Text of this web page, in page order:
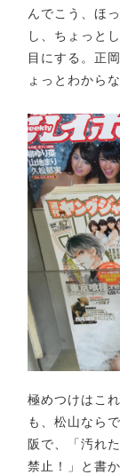
んでこう、ほ
し、ちょっと
目にする。正
ょっとわからな
極めつけはこ
も、松山なら
阪で、「汚れ
禁止！」と書